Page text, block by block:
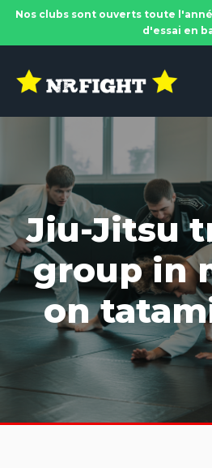
Nos clubs sont ouverts toute
d'essai en
Jiu-Jitsu
group in
on